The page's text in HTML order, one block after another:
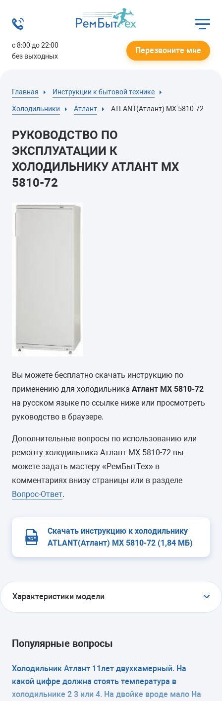
с 8:00 до 22:00
без выходных
Перезвоните мне
Главная Инструкции к бытовой технике
Холодильники Атлант ATLANT(Атлант) МХ 5810-72
РУКОВОДСТВО ПО
ЭКСПЛУАТАЦИИ К
ХОЛОДИЛЬНИКУ АТЛАНТ МХ
5810-72
Вы можете бесплатно скачать инструкцию по
применению для холодильника Атлант МХ 5810-72
на русском языке по ссылке ниже или просмотреть
руководство в браузере.
Дополнительные вопросы по использованию или
ремонту холодильника Атлант МХ 5810-72 вы
можете задать мастеру «РемБытТех» в
комментариях внизу страницы или в разделе
Вопрос-Ответ.
Скачать инструкцию к холодильнику
ATLANT(Атлант) МХ 5810-72 (1,84 МБ)
Характеристики модели
холодильник без морозильника
электромеханическое
Популярные вопросы
Холодильник Атлант 11лет двухкамерный. На
какой цифре должна стоять температура в
холодильнике 2 3 или 4. На двойке вроде мало На